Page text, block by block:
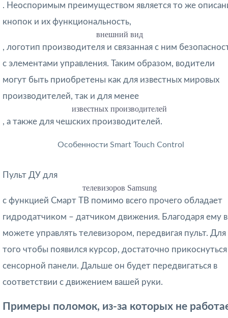
. Неоспоримым преимуществом является то же
кнопок и их функциональность,
внешний вид
, логотип производителя и связанная с ним
с элементами управления. Таким образом, водители
могут быть приобретены как для известных мировых
производителей, так и для менее
известных производителей
, а также для чешских производителей.
Особенности Smart Touch Control
Пульт ДУ для
телевизоров Samsung
с функцией Смарт ТВ помимо всего прочего обладает
гидродатчиком – датчиком движения. Благодаря ему
можете управлять телевизором, передвигая пульт. Для
того чтобы появился курсор, достаточно прикоснуться
сенсорной панели. Дальше он будет передвигаться в
соответствии с движением вашей руки.
Примеры поломок, из-за которых не